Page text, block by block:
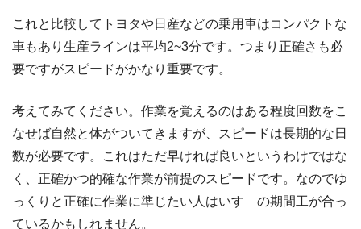
これと比較してトヨタや日産などの乗用車はコンパクトな
車もあり生産ラインは平均2~3分です。つまり正確さも必
要ですがスピードがかなり重要です。
考えてみてください。作業を覚えるのはある程度回数をこ
なせば自然と体がついてきますが、スピードは長期的な日
数が必要です。これはただ早ければ良いというわけではな
く、正確かつ的確な作業が前提のスピードです。なのでゆ
っくりと正確に作業に準じたい人はいすゞの期間工が合っ
ているかもしれません。